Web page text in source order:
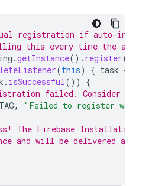
registration if auto-
this every time the app
.getInstance(). register()
(this) { task ->
. isSuccessful())
{
failed. Consider
TAG,
"Failed to register with
The Firebase Installation
and will be delivered